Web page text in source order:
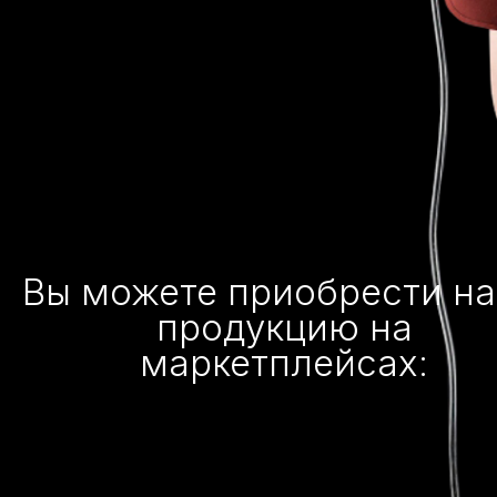
Вы можете приобрести
продукцию на
маркетплейсах: